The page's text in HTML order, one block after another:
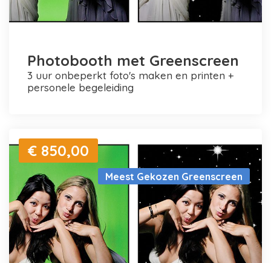
Photobooth met Greenscreen
3 uur onbeperkt foto's maken en printen +
personele begeleiding
Meest Gekozen Greenscreen
€ 850,00